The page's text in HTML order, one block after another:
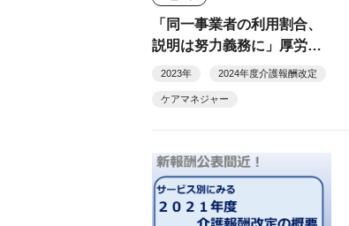
「同一事業者の利用割合、
説明は努力義務に」厚労省
提案
2023年 2024年度介護報酬改定
ケアマネジャー